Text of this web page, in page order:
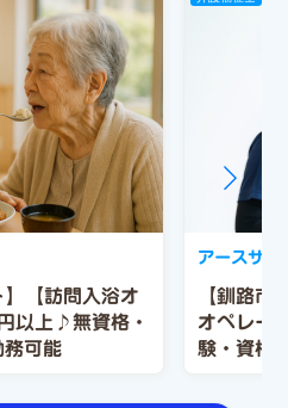
】【訪問入浴オ
以上♪無資格・
可能
【釧路市
オペレー
験・資格
アースサポ